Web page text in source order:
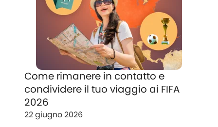
Come rimanere in contatto e
condividere il tuo viaggio ai FIFA
2026
22 giugno 2026